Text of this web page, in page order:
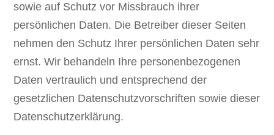
sowie auf Schutz vor Missbrauch ihrer
persönlichen Daten. Die Betreiber dieser Seiten
nehmen den Schutz Ihrer persönlichen Daten sehr
ernst. Wir behandeln Ihre personenbezogenen
Daten vertraulich und entsprechend der
gesetzlichen Datenschutzvorschriften sowie dieser
Datenschutzerklärung.